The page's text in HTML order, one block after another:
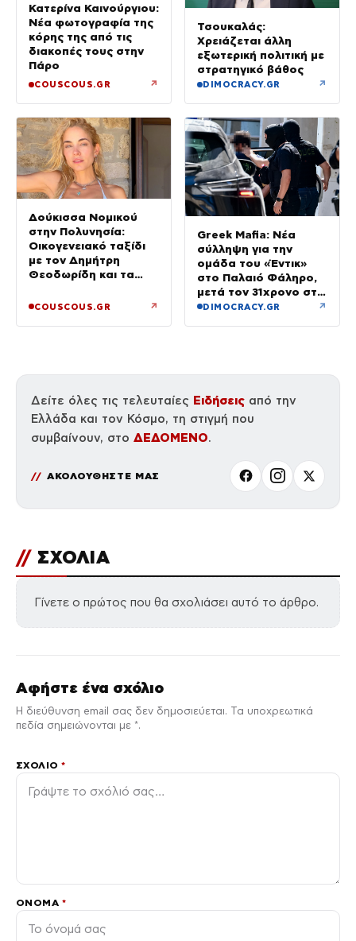
Κατερίνα Καινούργιου:
Νέα φωτογραφία της
κόρης της από τις
διακοπές τους στην
Πάρο
COUSCOUS.GR ↗
Τσουκαλάς:
Χρειάζεται άλλη
εξωτερική πολιτική με
στρατηγικό βάθος
DIMOCRACY.GR ↗
Δούκισσα Νομικού
στην Πολυνησία:
Οικογενειακό ταξίδι
με τον Δημήτρη
Θεοδωρίδη και τα
COUSCOUS.GR ↗
Greek Mafia: Νέα
σύλληψη για την
ομάδα του «Έντικ»
στο Παλαιό Φάληρο,
μετά τον 31χρονο στη
Γερμανία
DIMOCRACY.GR ↗
Δείτε όλες τις τελευταίες Ειδήσεις από την
Ελλάδα και τον Κόσμο, τη στιγμή που
συμβαίνουν, στο ΔΕΔΟΜΕΝΟ.
ΑΚΟΛΟΥΘΗΣΤΕ ΜΑΣ
// ΣΧΟΛΙΑ
Γίνετε ο πρώτος που θα σχολιάσει αυτό το άρθρο.
Αφήστε ένα σχόλιο
Η διεύθυνση email σας δεν δημοσιεύεται. Τα υποχρεωτικά
πεδία σημειώνονται με *.
ΣΧΌΛΙΟ*
ΌΝΟΜΑ *